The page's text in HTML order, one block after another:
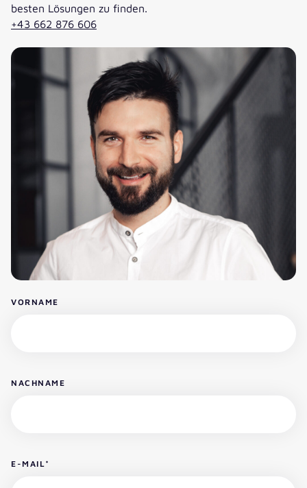
besten Lösungen zu finden.
+43 662 876 606
VORNAME
NACHNAME
E-MAIL *